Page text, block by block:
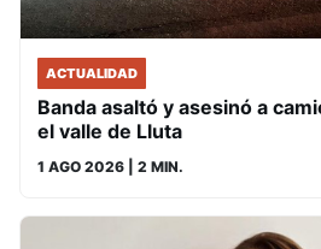
ACTUALIDAD
Banda asaltó y asesinó a
el valle de Lluta
1 AGO 2026 | 2 MIN.